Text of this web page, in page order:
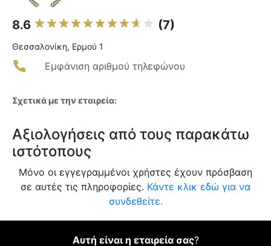
8.6 (7)
Θεσσαλονίκη, Ερμού 1
Εμφάνιση αριθμού τηλεφώνου
Σχετικά με την εταιρεία:
Αξιολογήσεις από τους παρακάτω
ιστότοπους
Μόνο οι εγγεγραμμένοι χρήστες έχουν πρόσβαση
σε αυτές τις πληροφορίες. Κάντε κλικ εδώ για να
συνδεθείτε.
Αυτή είναι η εταιρεία σας?